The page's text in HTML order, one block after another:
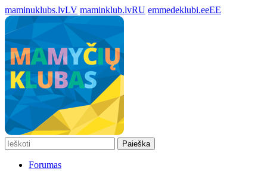
maminuklubs.lvLV maminklub.lvRU emmedeklubi.eeEE
Paieška
Forumas